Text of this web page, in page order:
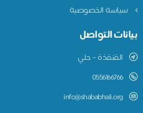
سياسة الخصوصية
بيانات التواصل
القنفذة – حلي
0556166766
info@shababhali.org